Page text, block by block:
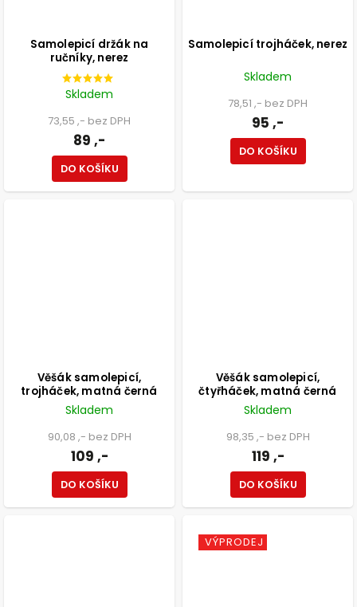
Samolepicí držák na
ručníky, nerez
Skladem
73,55 ,- bez DPH
89 ,-
DO KOŠÍKU
Samolepicí trojháček, nerez
Skladem
78,51 ,- bez DPH
95 ,-
DO KOŠÍKU
Věšák samolepicí,
trojháček, matná černá
Skladem
90,08 ,- bez DPH
109 ,-
DO KOŠÍKU
Věšák samolepicí,
čtyřháček, matná černá
Skladem
98,35 ,- bez DPH
119 ,-
DO KOŠÍKU
VÝPRODEJ